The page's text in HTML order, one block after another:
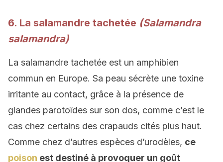
6. La salamandre tachetée (Salamandra
salamandra)
La salamandre tachetée est un amphibien
commun en Europe. Sa peau sécrète une toxine
irritante au contact, grâce à la présence de
glandes parotoïdes sur son dos, comme c’est le
cas chez certains des crapauds cités plus haut.
Comme chez d’autres espèces d’urodèles, ce
poison est destiné à provoquer un goût